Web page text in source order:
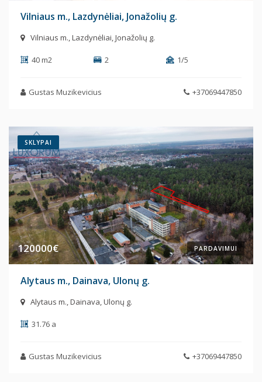
Vilniaus m., Lazdynėliai, Jonažolių g.
Vilniaus m., Lazdynėliai, Jonažolių g.
40 m2 2 1/5
Gustas Muzikevicius +37069447850
SKLYPAI
PARDAVIMUI
120000€
Alytaus m., Dainava, Ulonų g.
Alytaus m., Dainava, Ulonų g.
31.76 a
Gustas Muzikevicius +37069447850